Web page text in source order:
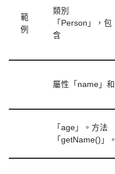
範
例
類別
「Person」，包
含
屬性「name」和
「age」。方法
「getName()」。